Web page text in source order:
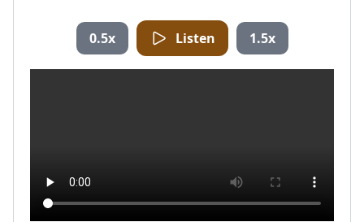
0.5x Listen 1.5x